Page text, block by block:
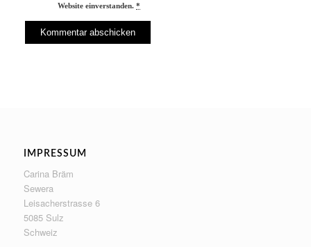
Website einverstanden.*
IMPRESSUM
Carina Bräm
Sewera
Leisacherstrasse 6
5085 Sulz
Schweiz